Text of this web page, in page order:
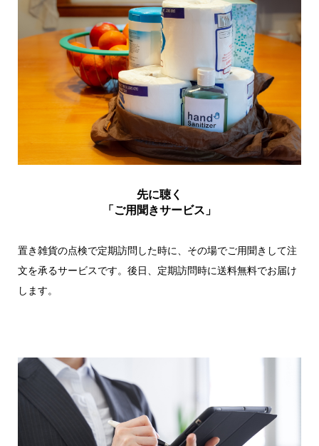
先に聴く
「ご用聞きサービス」
置き雑貨の点検で定期訪問した時に、その場でご用聞きして注
文を承るサービスです。後日、定期訪問時に送料無料でお届け
します。